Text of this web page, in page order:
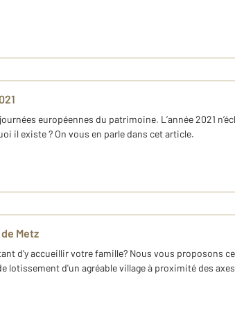
européennes du patrimoine. L’année 2021
il existe ? On vous en parle dans cet article.
de Metz
d'y accueillir votre famille? Nous vous proposons
lotissement d'un agréable village à proximité des